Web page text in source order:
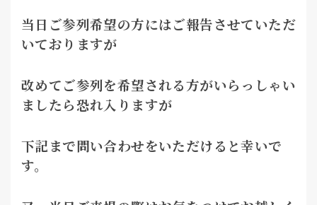
当日ご参列希望の方にはご報告させていただ
いておりますが
改めてご参列を希望される方がいらっしゃい
ましたら恐れ入りますが
下記まで問い合わせをいただけると幸いで
す。